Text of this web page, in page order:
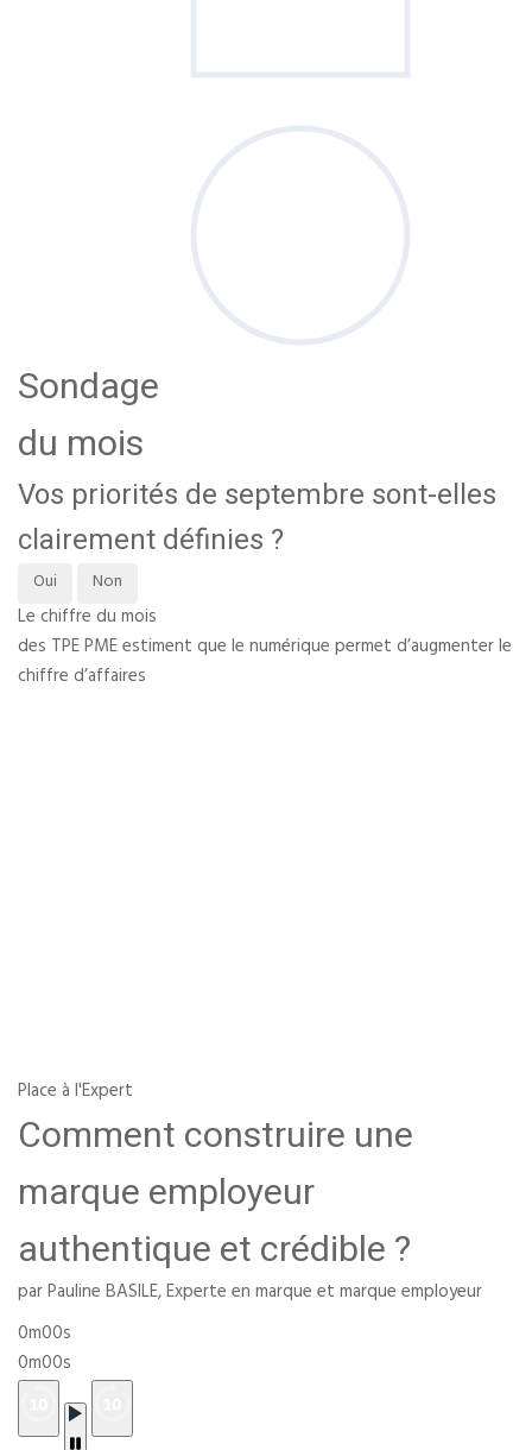
Sondage
du mois
Vos priorités de septembre sont-elles
clairement définies ?
Oui Non
Le chiffre du mois
des TPE PME estiment que le numérique permet d’augmenter le
chiffre d’affaires
Place à l'Expert
Comment construire une
marque employeur
authentique et crédible ?
par Pauline BASILE, Experte en marque et marque employeur
0m00s
0m00s